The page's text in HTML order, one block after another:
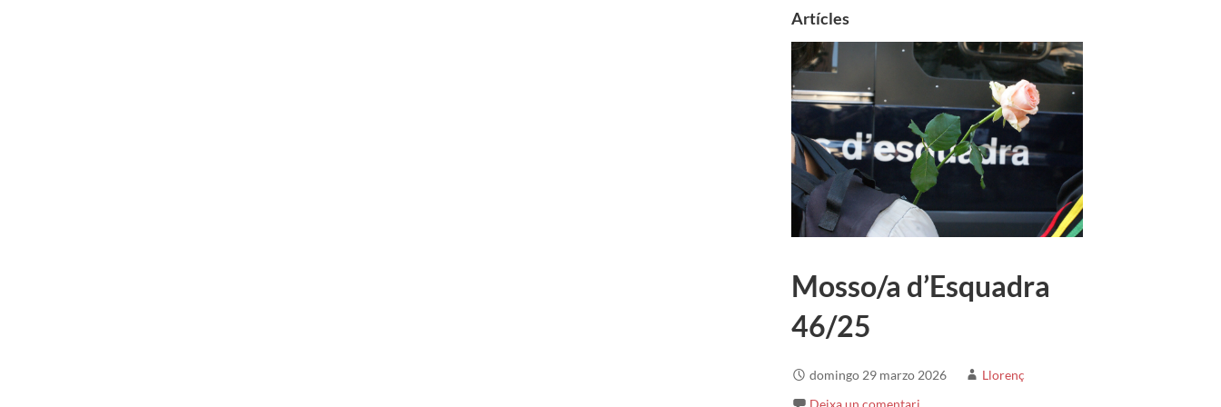
Artícles
Mosso/a d’Esquadra
46/25
domingo 29 marzo 2026
Llorenç